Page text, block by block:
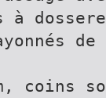
à
de
coins